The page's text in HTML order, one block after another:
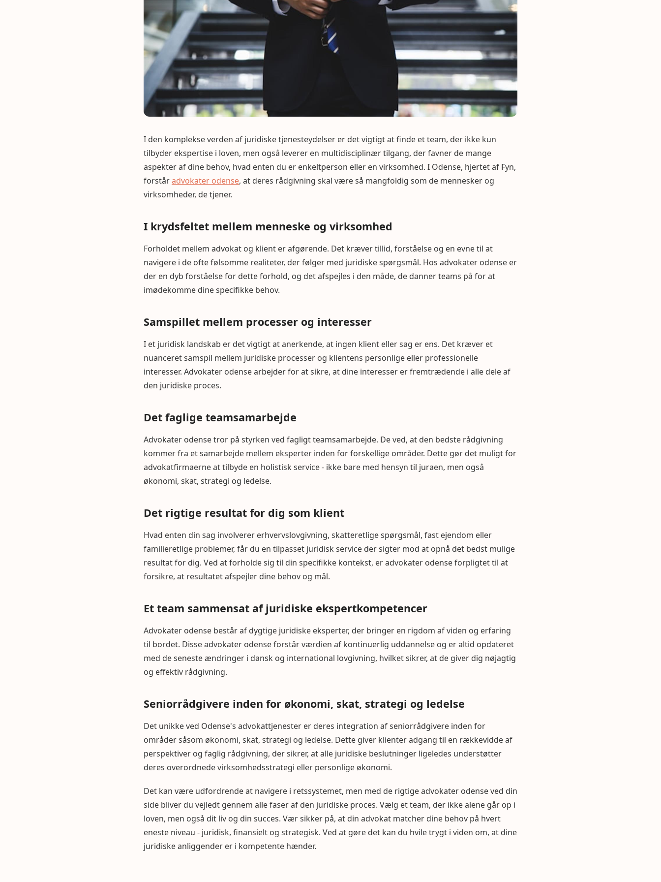
I den komplekse verden af juridiske tjenesteydelser er det vigtigt at finde et team, der ikke kun
tilbyder ekspertise i loven, men også leverer en multidisciplinær tilgang, der favner de mange
aspekter af dine behov, hvad enten du er enkeltperson eller en virksomhed. I Odense, hjertet af Fyn,
forståradvokater odense, at deres rådgivning skal være så mangfoldig som de mennesker og
virksomheder, de tjener.
I krydsfeltet mellem menneske og virksomhed
Forholdet mellem advokat og klient er afgørende. Det kræver tillid, forståelse og en evne til at
navigere i de ofte følsomme realiteter, der følger med juridiske spørgsmål. Hos advokater odense er
der en dyb forståelse for dette forhold, og det afspejles i den måde, de danner teams på for at
imødekomme dine specifikke behov.
Samspillet mellem processer og interesser
I et juridisk landskab er det vigtigt at anerkende, at ingen klient eller sag er ens. Det kræver et
nuanceret samspil mellem juridiske processer og klientens personlige eller professionelle
interesser. Advokater odense arbejder for at sikre, at dine interesser er fremtrædende i alle dele af
den juridiske proces.
Det faglige teamsamarbejde
Advokater odense tror på styrken ved fagligt teamsamarbejde. De ved, at den bedste rådgivning
kommer fra et samarbejde mellem eksperter inden for forskellige områder. Dette gør det muligt for
advokatfirmaerne at tilbyde en holistisk service - ikke bare med hensyn til juraen, men også
økonomi, skat, strategi og ledelse.
Det rigtige resultat for dig som klient
Hvad enten din sag involverer erhvervslovgivning, skatteretlige spørgsmål, fast ejendom eller
familieretlige problemer, får du en tilpasset juridisk service der sigter mod at opnå det bedst mulige
resultat for dig. Ved at forholde sig til din specifikke kontekst, er advokater odense forpligtet til at
forsikre, at resultatet afspejler dine behov og mål.
Et team sammensat af juridiske ekspertkompetencer
Advokater odense består af dygtige juridiske eksperter, der bringer en rigdom af viden og erfaring
til bordet. Disse advokater odense forstår værdien af kontinuerlig uddannelse og er altid opdateret
med de seneste ændringer i dansk og international lovgivning, hvilket sikrer, at de giver dig nøjagtig
og effektiv rådgivning.
Seniorrådgivere inden for økonomi, skat, strategi og ledelse
Det unikke ved Odense's advokattjenester er deres integration af seniorrådgivere inden for
områder såsom økonomi, skat, strategi og ledelse. Dette giver klienter adgang til en rækkevidde af
perspektiver og faglig rådgivning, der sikrer, at alle juridiske beslutninger ligeledes understøtter
deres overordnede virksomhedsstrategi eller personlige økonomi.
Det kan være udfordrende at navigere i retssystemet, men med de rigtige advokater odense ved din
side bliver du vejledt gennem alle faser af den juridiske proces. Vælg et team, der ikke alene går op i
loven, men også dit liv og din succes. Vær sikker på, at din advokat matcher dine behov på hvert
eneste niveau - juridisk, finansielt og strategisk. Ved at gøre det kan du hvile trygt i viden om, at dine
juridiske anliggender er i kompetente hænder.